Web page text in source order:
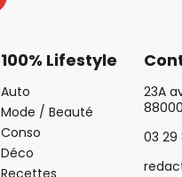
100% Lifestyle
Auto
Mode / Beauté
Conso
Déco
Recettes
23A
03 29